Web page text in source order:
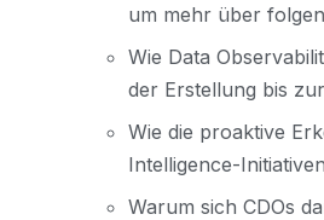
um mehr über
Wie Data
der Erstellung bis
Wie die proaktive
Intelligence-
Warum sich CDOs